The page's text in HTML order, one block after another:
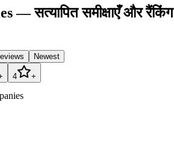
— सत्यापित समीक्षाएँ और रैंकिंग
Newest
4 +